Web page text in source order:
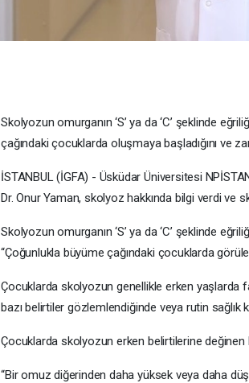
Skolyozun omurganın ‘S’ ya da ‘C’ şeklinde
çağındaki çocuklarda oluşmaya başladığını ve
İSTANBUL (İGFA) - Üsküdar Üniversitesi
Dr. Onur Yaman, skolyoz hakkında bilgi verdi ve
Skolyozun omurganın ‘S’ ya da ‘C’ şeklinde
“Çoğunlukla büyüme çağındaki çocuklarda
Çocuklarda skolyozun genellikle erken yaşlarda
bazı belirtiler gözlemlendiğinde veya rutin
Çocuklarda skolyozun erken belirtilerine değinen
“Bir omuz diğerinden daha yüksek veya daha